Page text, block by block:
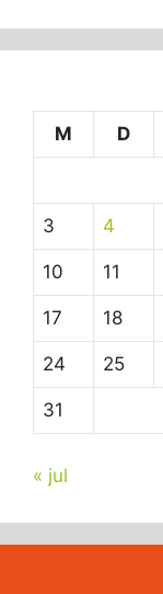
M
D
3 4
10 11
17 18
24 25
31
« jul